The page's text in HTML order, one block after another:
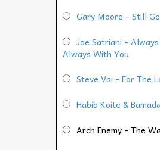
Gary Moore - Still
Joe Satriani -
Always With You
Steve Vai - For The
Habib Koite &
Arch Enemy - The